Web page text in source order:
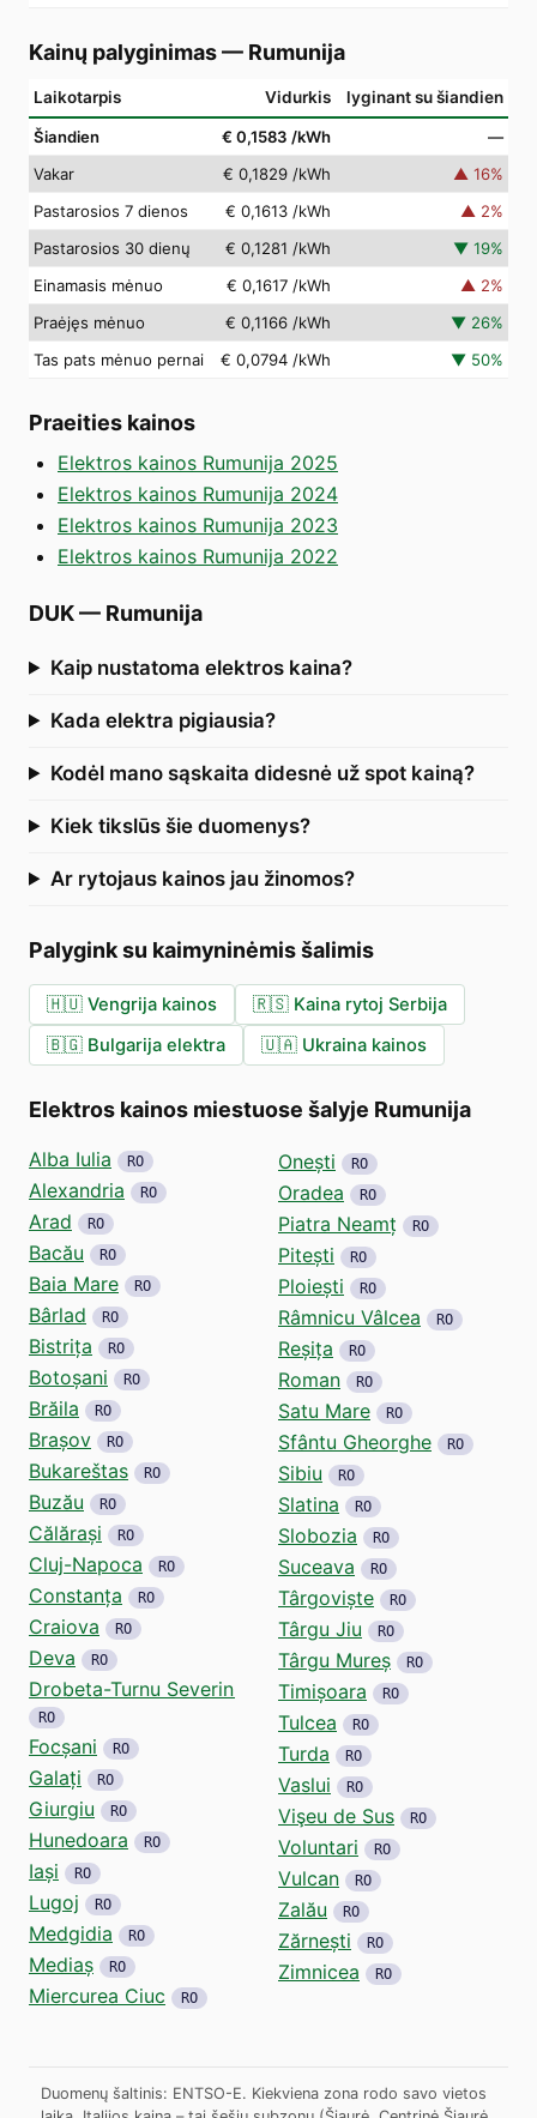
Kainų palyginimas— Rumunija
Laikotarpis Vidurkis lyginant su šiandien
Šiandien € 0,1583 /kWh
—
Vakar
€ 0,1829 /kWh ▲ 16%
Pastarosios 7 dienos
€ 0,1613 /kWh ▲ 2%
Pastarosios 30 dienų
€ 0,1281 /kWh ▼ 19%
Einamasis mėnuo
€ 0,1617 /kWh ▲ 2%
Praėjęs mėnuo
€ 0,1166 /kWh ▼ 26%
Tas pats mėnuo pernai
€ 0,0794 /kWh ▼ 50%
Praeities kainos
Elektros kainos Rumunija 2025
Elektros kainos Rumunija 2024
Elektros kainos Rumunija 2023
Elektros kainos Rumunija 2022
DUK— Rumunija
Kaip nustatoma elektros kaina?
Kada elektra pigiausia?
Kodėl mano sąskaita didesnė už spot kainą?
Kiek tikslūs šie duomenys?
Ar rytojaus kainos jau žinomos?
Palygink su kaimyninėmis šalimis
🇭🇺 Vengrija kainos 🇷🇸 Kaina rytoj Serbija
🇧🇬 Bulgarija elektra 🇺🇦 Ukraina kainos
Elektros kainos miestuose šalyje Rumunija
Alba Iulia RO
Alexandria RO
Arad RO
Bacău RO
Baia Mare RO
Bârlad RO
Bistrița RO
Botoșani RO
Brăila RO
Brașov RO
Bukareštas RO
Buzău RO
Călărași RO
Cluj-Napoca RO
Constanța RO
Craiova RO
Deva RO
Drobeta-Turnu Severin
RO
Focșani RO
Galați RO
Giurgiu RO
Hunedoara RO
Iași RO
Lugoj RO
Medgidia RO
Mediaș RO
Miercurea Ciuc RO
Onești RO
Oradea RO
Piatra Neamț RO
Pitești RO
Ploiești RO
Râmnicu Vâlcea RO
Reșița RO
Roman RO
Satu Mare RO
Sfântu Gheorghe RO
Sibiu RO
Slatina RO
Slobozia RO
Suceava RO
Târgoviște RO
Târgu Jiu RO
Târgu Mureș RO
Timișoara RO
Tulcea RO
Turda RO
Vaslui RO
Vişeu de Sus RO
Voluntari RO
Vulcan RO
Zalău RO
Zărnești RO
Zimnicea RO
Duomenų šaltinis: ENTSO-E. Kiekviena zona rodo savo vietos